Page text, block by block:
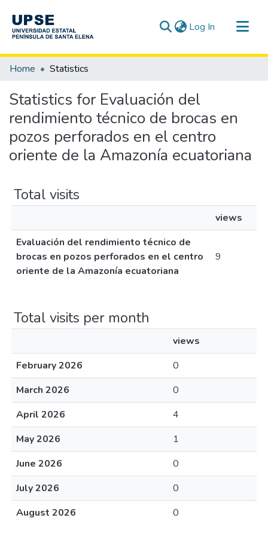
Log In (current)
Communities & Collections
Home Statistics
Statistics for Evaluación del
rendimiento técnico de brocas en
pozos perforados en el centro
oriente de la Amazonía ecuatoriana
Total visits
views
Evaluación del rendimiento técnico de
brocas en pozos perforados en el centro
oriente de la Amazonía ecuatoriana
9
Total visits per month
views
February 2026
0
March 2026
0
April 2026
4
May 2026
1
June 2026
0
July 2026
0
August 2026
0